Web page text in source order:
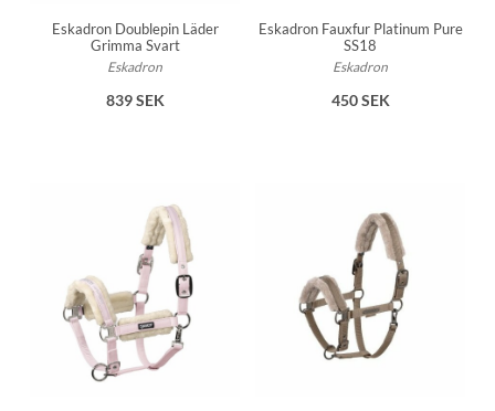
Eskadron Doublepin Läder
Grimma Svart
Eskadron
839 SEK
Eskadron Fauxfur Platinum Pure
SS18
Eskadron
450 SEK